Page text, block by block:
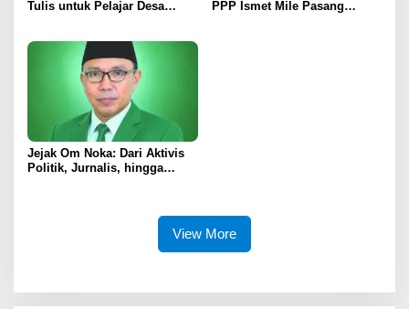
Tulis untuk Pelajar Desa
Depan
PPP Ismet Mile Pasang
Jejak Om Noka: Dari Aktivis
Politik, Jurnalis, hingga
View More